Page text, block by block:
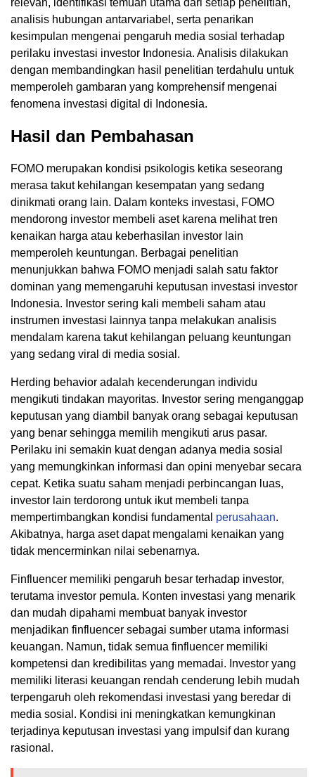
analisis hubungan antarvariabel, serta penarikan
kesimpulan mengenai pengaruh media sosial terhadap
perilaku investasi investor Indonesia. Analisis dilakukan
dengan membandingkan hasil penelitian terdahulu untuk
memperoleh gambaran yang komprehensif mengenai
fenomena investasi digital di Indonesia.
Hasil dan Pembahasan
FOMO merupakan kondisi psikologis ketika seseorang
merasa takut kehilangan kesempatan yang sedang
dinikmati orang lain. Dalam konteks investasi, FOMO
mendorong investor membeli aset karena melihat tren
kenaikan harga atau keberhasilan investor lain
memperoleh keuntungan. Berbagai penelitian
menunjukkan bahwa FOMO menjadi salah satu faktor
dominan yang memengaruhi keputusan investasi investor
Indonesia. Investor sering kali membeli saham atau
instrumen investasi lainnya tanpa melakukan analisis
mendalam karena takut kehilangan peluang keuntungan
yang sedang viral di media sosial.
Herding behavior adalah kecenderungan individu
mengikuti tindakan mayoritas. Investor sering menganggap
keputusan yang diambil banyak orang sebagai keputusan
yang benar sehingga memilih mengikuti arus pasar.
Perilaku ini semakin kuat dengan adanya media sosial
yang memungkinkan informasi dan opini menyebar secara
cepat. Ketika suatu saham menjadi perbincangan luas,
investor lain terdorong untuk ikut membeli tanpa
mempertimbangkan kondisi fundamental perusahaan.
Akibatnya, harga aset dapat mengalami kenaikan yang
tidak mencerminkan nilai sebenarnya.
Finfluencer memiliki pengaruh besar terhadap investor,
terutama investor pemula. Konten investasi yang menarik
dan mudah dipahami membuat banyak investor
menjadikan finfluencer sebagai sumber utama informasi
keuangan. Namun, tidak semua finfluencer memiliki
kompetensi dan kredibilitas yang memadai. Investor yang
memiliki literasi keuangan rendah cenderung lebih mudah
terpengaruh oleh rekomendasi investasi yang beredar di
media sosial. Kondisi ini meningkatkan kemungkinan
terjadinya keputusan investasi yang impulsif dan kurang
rasional.